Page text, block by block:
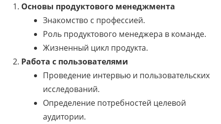
Основы продуктового менеджмента
Знакомство с профессией.
Роль продуктового менеджера в команде.
Жизненный цикл продукта.
Работа с пользователями
Проведение интервью и пользовательских
исследований.
Определение потребностей целевой
аудитории.